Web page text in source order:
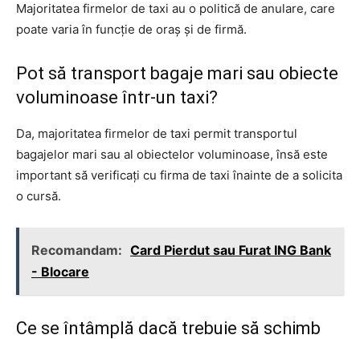
Majoritatea firmelor de taxi au o politică de anulare, care
poate varia în funcție de oraș și de firmă.
Pot să transport bagaje mari sau obiecte
voluminoase într-un taxi?
Da, majoritatea firmelor de taxi permit transportul
bagajelor mari sau al obiectelor voluminoase, însă este
important să verificați cu firma de taxi înainte de a solicita
o cursă.
Recomandam: Card Pierdut sau Furat ING Bank
- Blocare
Ce se întâmplă dacă trebuie să schimb